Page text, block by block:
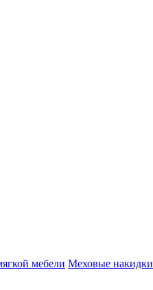
мебели Меховые накидки